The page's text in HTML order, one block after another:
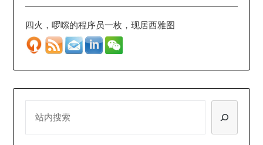
四火，啰嗦的程序员一枚，现居西雅图